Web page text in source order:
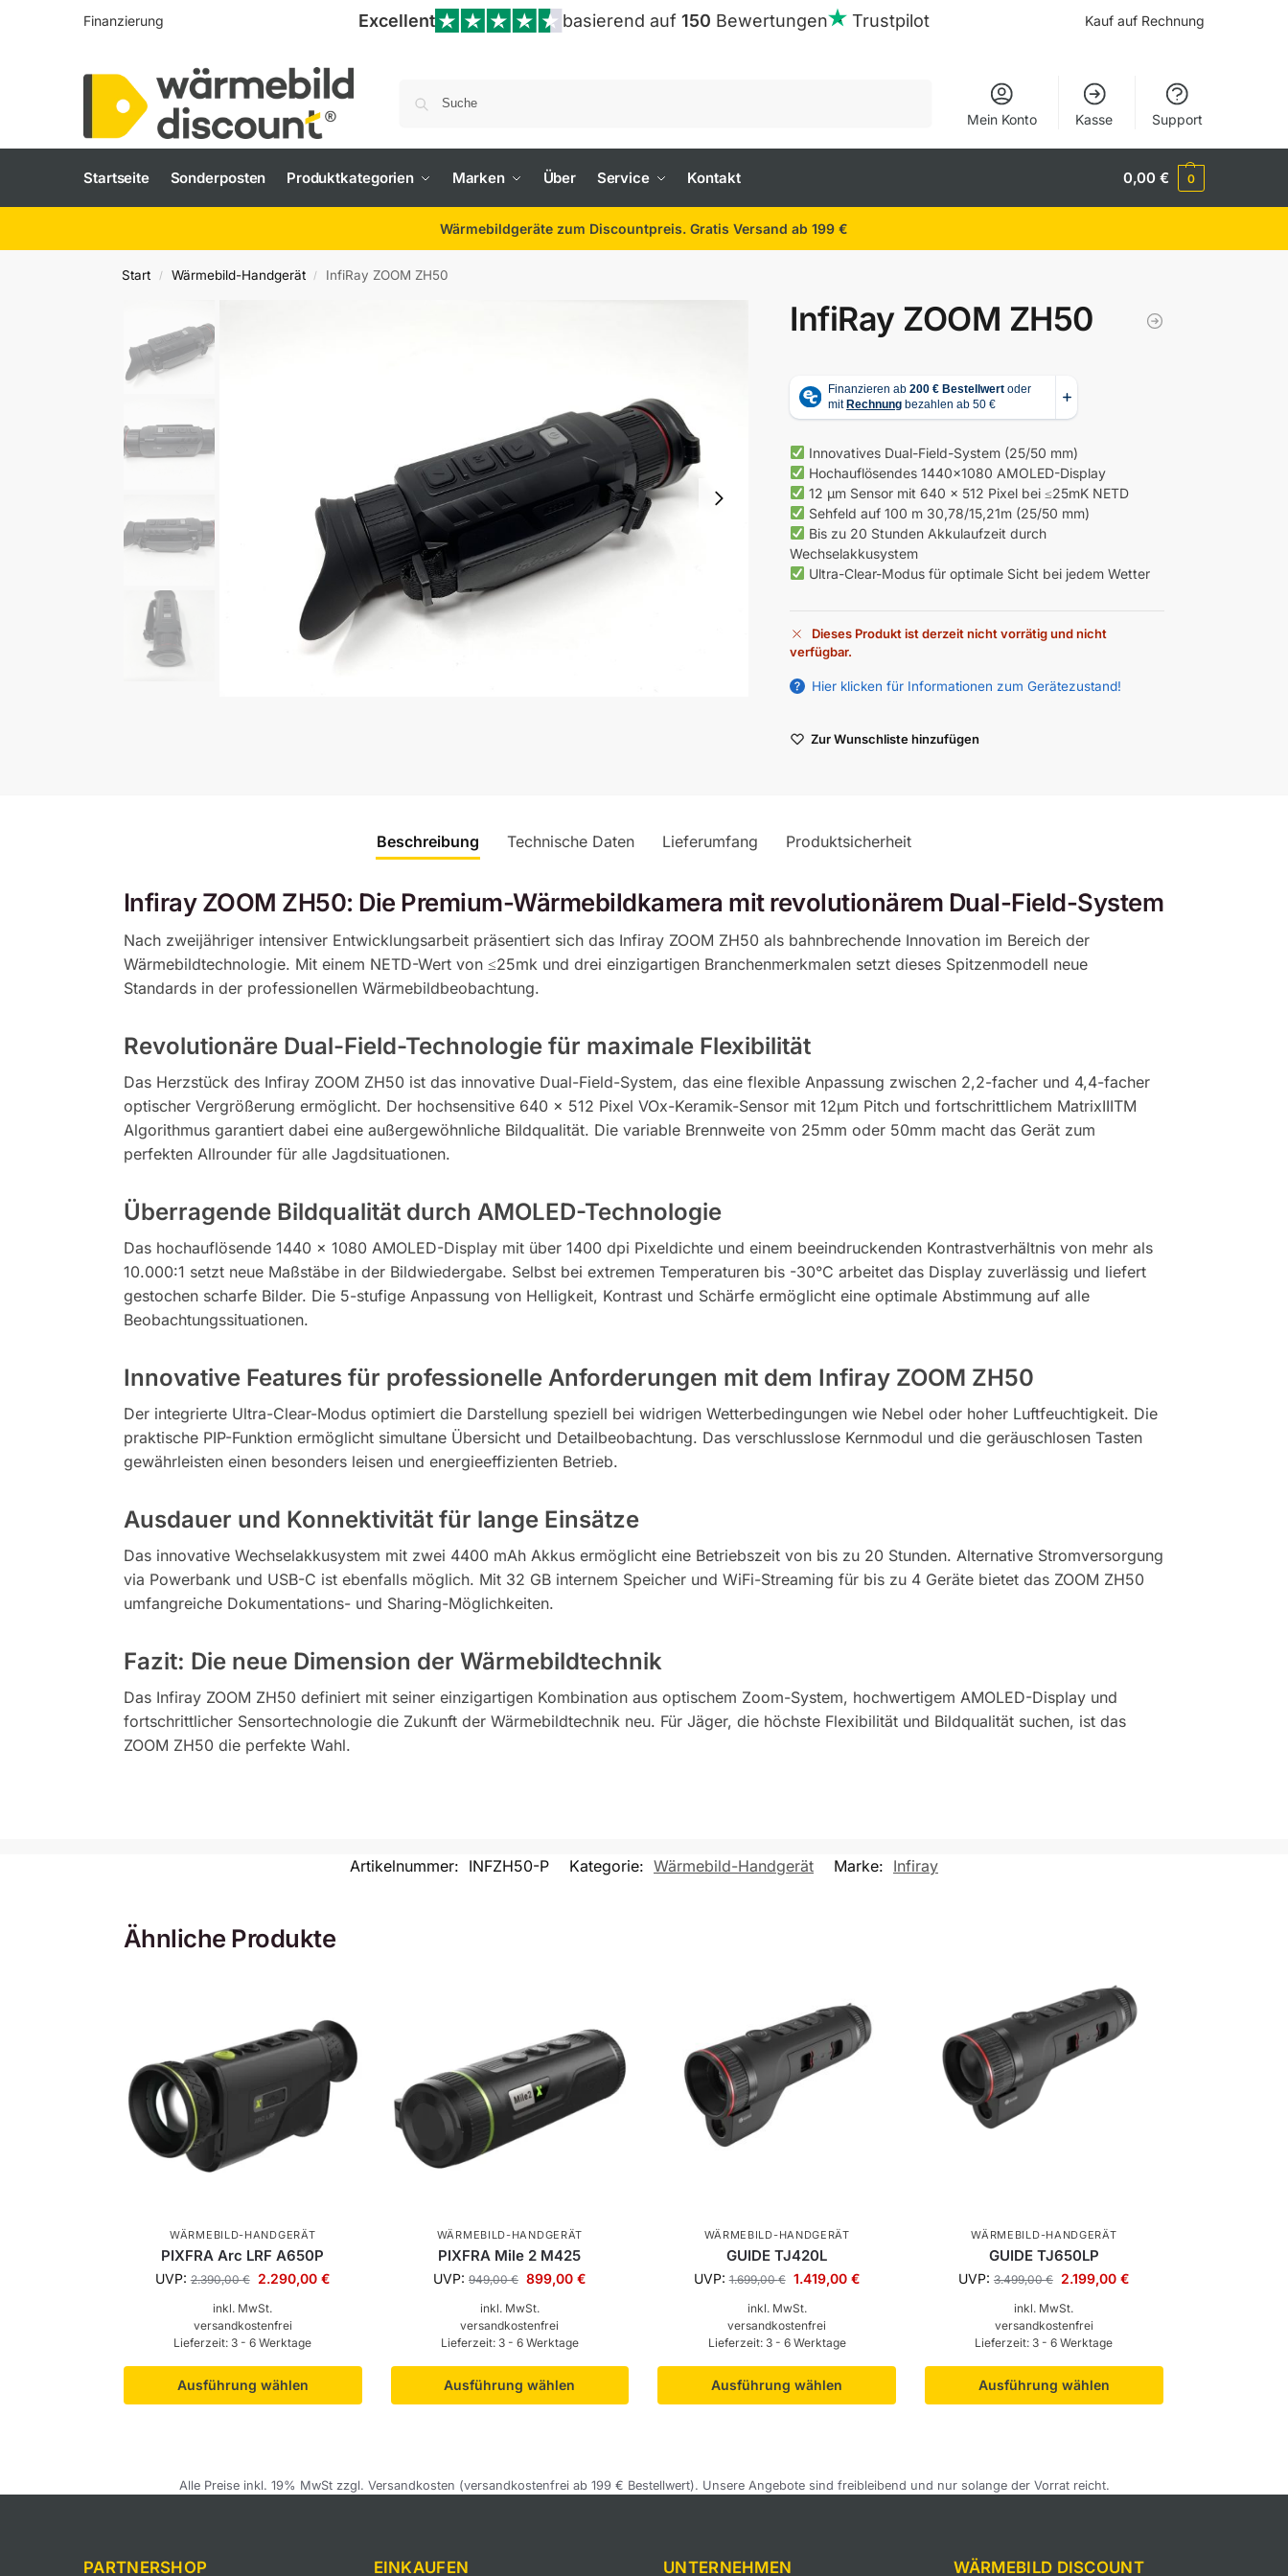
Finanzierung Excellent basierend auf150 Bewertungen Trustpilot Kauf auf Rechnung
Mein Konto Kasse Support
Startseite Sonderposten Produktkategorien Marken Über Service Kontakt 0,00€ 0
Wärmebildgeräte zum Discountpreis. Gratis Versand ab 199 €
Start / Wärmebild-Handgerät / InfiRay ZOOM ZH50
InfiRay ZOOM ZH50
Innovatives Dual-Field-System (25/50 mm)
Hochauflösendes 1440×1080 AMOLED-Display
12 µm Sensor mit 640 x 512 Pixel bei ≤25mK NETD
Sehfeld auf 100 m 30,78/15,21m (25/50 mm)
Bis zu 20 Stunden Akkulaufzeit durch
Wechselakkusystem
Ultra-Clear-Modus für optimale Sicht bei jedem Wetter
Dieses Produkt ist derzeit nicht vorrätig und nicht
verfügbar.
l
e
t
e
Hier klicken für Informationen zum Gerätezustand!
Zur Wunschliste hinzufügen
Beschreibung Technische Daten Lieferumfang Produktsicherheit
Infiray ZOOM ZH50: Die Premium-Wärmebildkamera mit revolutionärem Dual-Field-System
Nach zweijähriger intensiver Entwicklungsarbeit präsentiert sich das Infiray ZOOM ZH50 als bahnbrechende Innovation im Bereich der
Wärmebildtechnologie. Mit einem NETD-Wert von ≤25mk und drei einzigartigen Branchenmerkmalen setzt dieses Spitzenmodell neue
Standards in der professionellen Wärmebildbeobachtung.
Revolutionäre Dual-Field-Technologie für maximale Flexibilität
Das Herzstück des Infiray ZOOM ZH50 ist das innovative Dual-Field-System, das eine flexible Anpassung zwischen 2,2-facher und 4,4-facher
optischer Vergrößerung ermöglicht. Der hochsensitive 640 x 512 Pixel VOx-Keramik-Sensor mit 12µm Pitch und fortschrittlichem MatrixIIITM
Algorithmus garantiert dabei eine außergewöhnliche Bildqualität. Die variable Brennweite von 25mm oder 50mm macht das Gerät zum
perfekten Allrounder für alle Jagdsituationen.
Überragende Bildqualität durch AMOLED-Technologie
Das hochauflösende 1440 × 1080 AMOLED-Display mit über 1400 dpi Pixeldichte und einem beeindruckenden Kontrastverhältnis von mehr als
10.000:1 setzt neue Maßstäbe in der Bildwiedergabe. Selbst bei extremen Temperaturen bis -30°C arbeitet das Display zuverlässig und liefert
gestochen scharfe Bilder. Die 5-stufige Anpassung von Helligkeit, Kontrast und Schärfe ermöglicht eine optimale Abstimmung auf alle
Beobachtungssituationen.
Innovative Features für professionelle Anforderungen mit dem Infiray ZOOM ZH50
Der integrierte Ultra-Clear-Modus optimiert die Darstellung speziell bei widrigen Wetterbedingungen wie Nebel oder hoher Luftfeuchtigkeit. Die
praktische PIP-Funktion ermöglicht simultane Übersicht und Detailbeobachtung. Das verschlusslose Kernmodul und die geräuschlosen Tasten
gewährleisten einen besonders leisen und energieeffizienten Betrieb.
Ausdauer und Konnektivität für lange Einsätze
Das innovative Wechselakkusystem mit zwei 4400 mAh Akkus ermöglicht eine Betriebszeit von bis zu 20 Stunden. Alternative Stromversorgung
via Powerbank und USB-C ist ebenfalls möglich. Mit 32 GB internem Speicher und WiFi-Streaming für bis zu 4 Geräte bietet das ZOOM ZH50
umfangreiche Dokumentations- und Sharing-Möglichkeiten.
Fazit: Die neue Dimension der Wärmebildtechnik
Das Infiray ZOOM ZH50 definiert mit seiner einzigartigen Kombination aus optischem Zoom-System, hochwertigem AMOLED-Display und
fortschrittlicher Sensortechnologie die Zukunft der Wärmebildtechnik neu. Für Jäger, die höchste Flexibilität und Bildqualität suchen, ist das
ZOOM ZH50 die perfekte Wahl.
Artikelnummer: INFZH50-P Kategorie: Wärmebild-Handgerät Marke: Infiray
Ähnliche Produkte
WÄRMEBILD-HANDGERÄT
PIXFRA Arc LRF A650P
UVP: 2.390,00€ 2.290,00 €
inkl. MwSt.
versandkostenfrei
Lieferzeit: 3 - 6 Werktage
Ausführung wählen
WÄRMEBILD-HANDGERÄT
PIXFRA Mile 2 M425
UVP: 949,00€ 899,00 €
inkl. MwSt.
versandkostenfrei
Lieferzeit: 3 - 6 Werktage
Ausführung wählen
WÄRMEBILD-HANDGERÄT
GUIDE TJ420L
UVP: 1.699,00€ 1.419,00 €
inkl. MwSt.
versandkostenfrei
Lieferzeit: 3 - 6 Werktage
Ausführung wählen
WÄRMEBILD-HANDGERÄT
GUIDE TJ650LP
UVP: 3.499,00€ 2.199,00 €
inkl. MwSt.
versandkostenfrei
Lieferzeit: 3 - 6 Werktage
Ausführung wählen
Alle Preise inkl. 19% MwSt zzgl. Versandkosten (versandkostenfrei ab 199 € Bestellwert). Unsere Angebote sind freibleibend und nur solange der Vorrat reicht.
PARTNERSHOP EINKAUFEN UNTERNEHMEN WÄRMEBILD DISCOUNT